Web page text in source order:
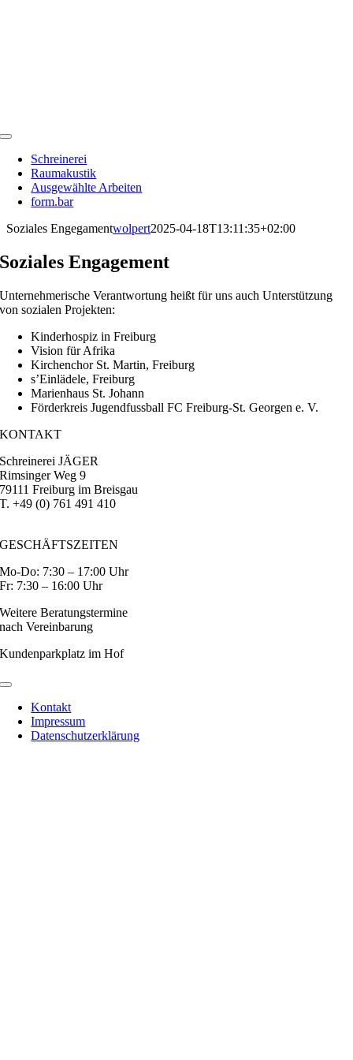
Toggle
NavigationSchreinerei
Raumakustik
Ausgewählte Arbeiten
form.bar
Soziales Engegamentwolpert2025-04-18T13:11:35+02:00
Soziales Engagement
Unternehmerische Verantwortung heißt für uns auch Unterstützung
von sozialen Projekten:
Kinderhospiz in Freiburg
Vision für Afrika
Kirchenchor St. Martin, Freiburg
s’Einlädele, Freiburg
Marienhaus St. Johann
Förderkreis Jugendfussball FC Freiburg-St. Georgen e. V.
KONTAKT
Schreinerei JÄGER
Rimsinger Weg 9
79111 Freiburg im Breisgau
T. +49 (0) 761 491 410
GESCHÄFTSZEITEN
Mo-Do: 7:30 – 17:00 Uhr
Fr: 7:30 – 16:00 Uhr
Weitere Beratungstermine
nach Vereinbarung
Kundenparkplatz im Hof
Toggle
NavigationKontakt
Impressum
Datenschutzerklärung